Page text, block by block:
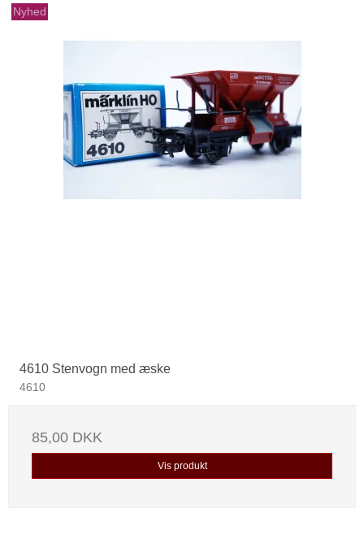
Nyhed
4610 Stenvogn med æske
4610
85,00 DKK
Vis produkt